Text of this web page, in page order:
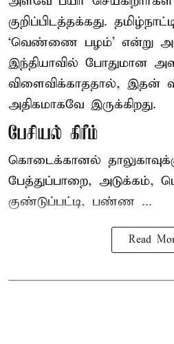
குறிப்பிடத்தக்கது.
‘வெண்ணை பழம்’ என்று
இந்தியாவில் போதுமான
விளைவிக்காததால், இதன்
அதிகமாகவே இருக்கிறது.
பேசியல் கிரீம்
கொடைக்கானல்
பேத்துப்பாறை, அடுக்கம்,
குண்டுப்பட்டி, பண்ண ...
Read